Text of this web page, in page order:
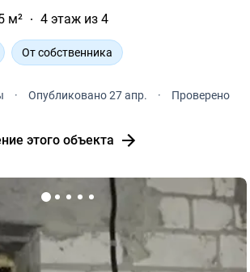
м² 4 этаж из 4
От собственника
· Опубликовано 27 апр. ·
Проверено
этого объекта